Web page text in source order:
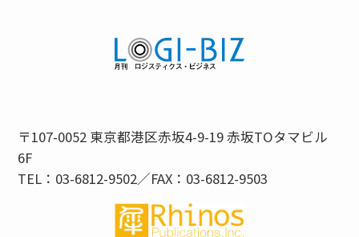
〒107-0052 東京都港区赤坂4-9-19 赤坂TOタマビル
6F
TEL：03-6812-9502／FAX：03-6812-9503